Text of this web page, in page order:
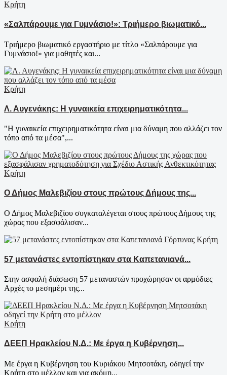
Κρήτη
«Σαλπάρουμε για Γυμνάσιο!»: Τριήμερο βιωματικό...
Τριήμερο βιωματικό εργαστήριο με τίτλο «Σαλπάρουμε για
Γυμνάσιο!» για μαθητές και...
Κρήτη
Λ. Αυγενάκης: Η γυναικεία επιχειρηματικότητα...
"Η γυναικεία επιχειρηματικότητα είναι μια δύναμη που αλλάζει τον
τόπο από τα μέσα",...
Κρήτη
Ο Δήμος Μαλεβιζίου στους πρώτους Δήμους της...
Ο Δήμος Μαλεβιζίου συγκαταλέγεται στους πρώτους Δήμους της
χώρας που εξασφάλισαν...
Κρήτη
57 μετανάστες εντοπίστηκαν στα Καπετανιανά...
Στην ασφαλή διάσωση 57 μεταναστών προχώρησαν οι αρμόδιες
Αρχές το μεσημέρι της...
Κρήτη
ΔΕΕΠ Ηρακλείου Ν.Δ.: Με έργα η Κυβέρνηση...
Με έργα η Κυβέρνηση του Κυριάκου Μητσοτάκη, οδηγεί την
Κρήτη στο μέλλον και για ακόμη...